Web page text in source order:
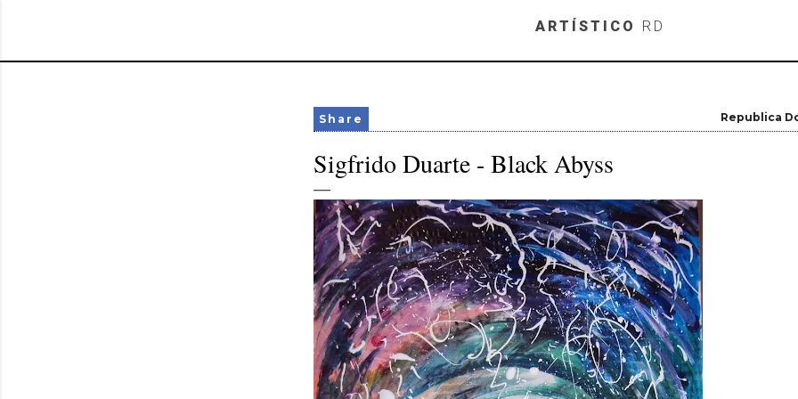
Skip to main content
ARTÍSTICO RD
Republica
Share
Sigfrido Duarte - Black Abyss